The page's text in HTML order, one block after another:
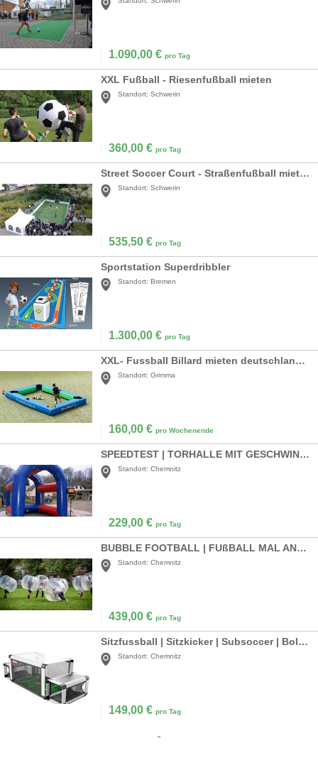
1.090,00 € pro Tag
XXL Fußball - Riesenfußball mieten
Standort: Schwerin
360,00 € pro Tag
Street Soccer Court - Straßenfußball mieten
Standort: Schwerin
535,50 € pro Tag
Sportstation Superdribbler
Standort: Bremen
1.300,00 € pro Tag
XXL- Fussball Billard mieten deutschlandweiter Versand
Standort: Grimma
160,00 € pro Wochenende
SPEEDTEST | TORHALLE MIT GESCHWINDIGKEITSMESSUNG
Standort: Chemnitz
229,00 € pro Tag
BUBBLE FOOTBALL | FUßBALL MAL ANDERS
Standort: Chemnitz
439,00 € pro Tag
Sitzfussball | Sitzkicker | Subsoccer | Bolzbox
Standort: Chemnitz
149,00 € pro Tag